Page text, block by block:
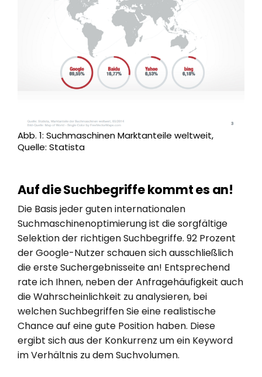
Abb. 1: Suchmaschinen Marktanteile weltweit,
Quelle: Statista
Auf die Suchbegriffe kommt es an!
Die Basis jeder guten internationalen
Suchmaschinenoptimierung ist die sorgfältige
Selektion der richtigen Suchbegriffe. 92 Prozent
der Google-Nutzer schauen sich ausschließlich
die erste Suchergebnisseite an! Entsprechend
rate ich Ihnen, neben der Anfragehäufigkeit auch
die Wahrscheinlichkeit zu analysieren, bei
welchen Suchbegriffen Sie eine realistische
Chance auf eine gute Position haben. Diese
ergibt sich aus der Konkurrenz um ein Keyword
im Verhältnis zu dem Suchvolumen.